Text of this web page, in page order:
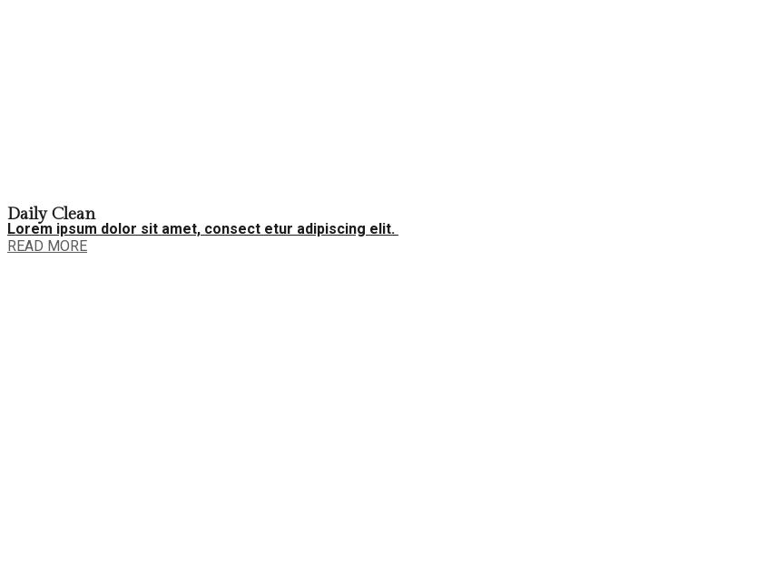
Daily Clean
Lorem ipsum dolor sit amet, consect etur adipiscing elit.
READ MORE